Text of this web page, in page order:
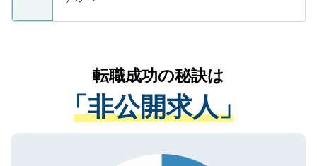
支援を目的に使用いたします。お預かりし
ているすべての個人データはご本人の許可
は、個人情報の取り扱いについての厳密な
管理基準を満たした事業者のみに付与され
る、プライバシーマークを取得済みです。
ご登録いただいた個人情報は、SSL（デー
で、機密保持に関してもご安心ください。
かがいして、現在の医療機関の状況や紹介
経験をまじえながら、適切なアドバイスを
させていただきます。すぐにご転職をされ
ない方には、長期的なサポートが可能です
ので、まずはご登録ください。
転職成功の秘訣は
「非公開求人」